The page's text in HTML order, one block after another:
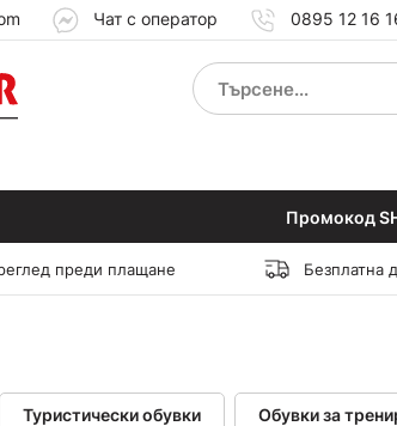
Чат с оператор 0895 12 16
Промокод
преди плащане Безплатна
Туристически обувки Обувки за